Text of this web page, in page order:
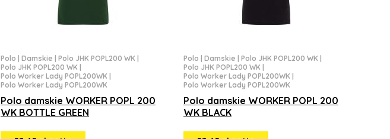
Polo Damskie Polo JHK POPL200 WK
Polo JHK POPL200 WK
Polo Worker Lady POPL200WK
Polo Worker Lady POPL200WK
Polo damskie WORKER POPL 200
WK BOTTLE GREEN
Polo Damskie Polo JHK POPL200 WK
Polo JHK POPL200 WK
Polo Worker Lady POPL200WK
Polo Worker Lady POPL200WK
Polo damskie WORKER POPL 200
WK BLACK